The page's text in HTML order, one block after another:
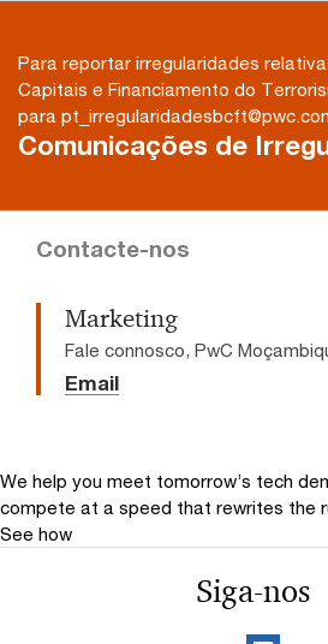
Para reportar irregularidades
Capitais e Financiamento do
para
Comunicações de
Contacte-nos
Marketing
Fale connosco, PwC
Email
We help you meet tomorrow’s tech
compete at a speed that rewrites the
See how
Siga-nos